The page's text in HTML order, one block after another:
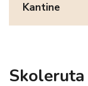
Kantine
Skoleruta